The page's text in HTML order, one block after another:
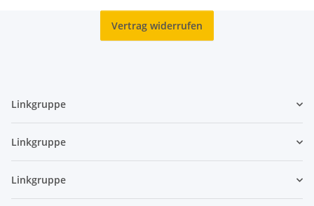
Vertrag widerrufen
Linkgruppe
Linkgruppe
Linkgruppe